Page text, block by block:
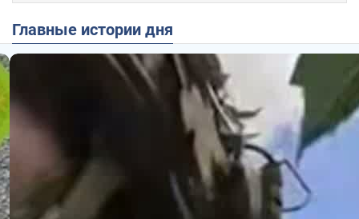
Главные истории дня